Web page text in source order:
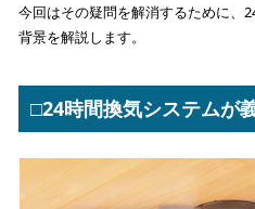
今回はその疑問を解消するために、
背景を解説します。
□24時間換気システムが